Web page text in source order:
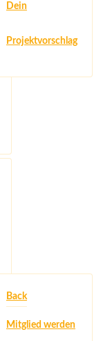
Dein
Projektvorschlag
Back
Mitglied werden